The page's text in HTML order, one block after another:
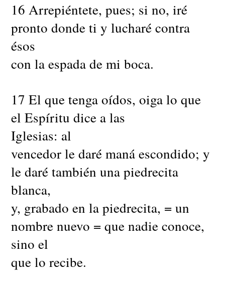
16 Arrepiéntete, pues; si no, iré
pronto donde ti y lucharé contra
ésos
con la espada de mi boca.
17 El que tenga oídos, oiga lo que
el Espíritu dice a las
Iglesias: al
vencedor le daré maná escondido; y
le daré también una piedrecita
blanca,
y, grabado en la piedrecita, = un
nombre nuevo = que nadie conoce,
sino el
que lo recibe.